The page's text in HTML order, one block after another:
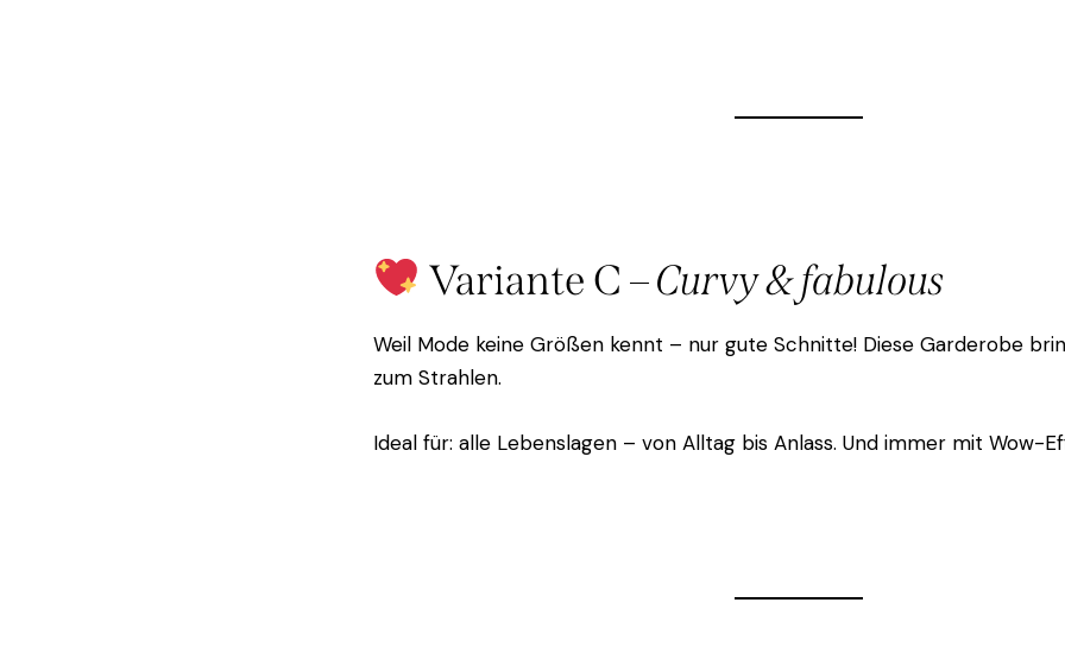
Variante C –Curvy & fabulous
Weil Mode keine Größen kennt – nur gute Schnitte! Diese Garderobe
zum Strahlen.
Ideal für: alle Lebenslagen – von Alltag bis Anlass. Und immer mit Wow-